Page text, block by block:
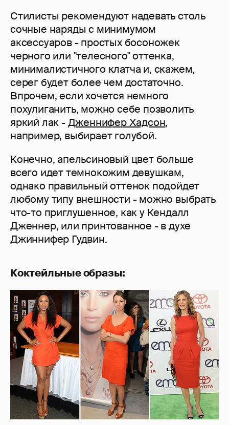
Стилисты рекомендуют надевать столь
сочные наряды с минимумом
аксессуаров - простых босоножек
черного или "телесного" оттенка,
минималистичного клатча и, скажем,
серег будет более чем достаточно.
Впрочем, если хочется немного
похулиганить, можно себе позволить
яркий лак -Дженнифер Хадсон,
например, выбирает голубой.
Конечно, апельсиновый цвет больше
всего идет темнокожим девушкам,
однако правильный оттенок подойдет
любому типу внешности - можно выбрать
что-то приглушенное, как у Кендалл
Дженнер, или принтованное - в духе
Джиннифер Гудвин.
Коктейльные образы: